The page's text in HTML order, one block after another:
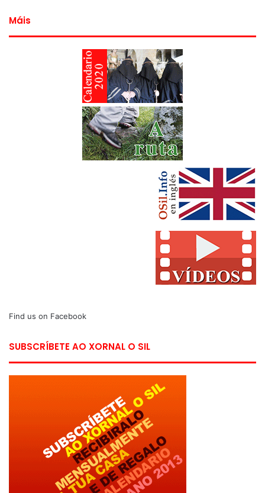
Máis
Find us on Facebook
SUBSCRÍBETE AO XORNAL O SIL